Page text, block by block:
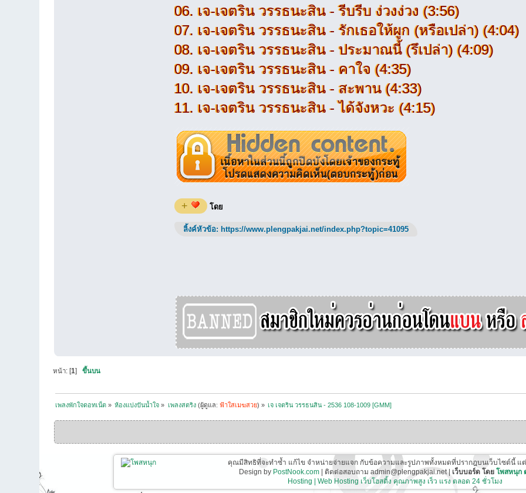
06. เจ-เจตริน วรรธนะสิน - รีบรีบ ง่วงง่วง (3:56)
07. เจ-เจตริน วรรธนะสิน - รักเธอให้ผูก (หรือเปล่า) (4:04)
08. เจ-เจตริน วรรธนะสิน - ประมาณนี้ (รึเปล่า) (4:09)
09. เจ-เจตริน วรรธนะสิน - คาใจ (4:35)
10. เจ-เจตริน วรรธนะสิน - สะพาน (4:33)
11. เจ-เจตริน วรรธนะสิน - ได้จังหวะ (4:15)
+ โดย
ลิ้งค์หัวข้อ: https://www.plengpakjai.net/index.php?topic=41095
หน้า: [1] ขึ้นบน
เพลงพักใจดอทเน็ต» ห้องแบ่งปันน้ำใจ » เพลงสตริง(ผู้ดูแล: ฟ้าใสเมฆสวย) » เจ เจตริน วรรธนสิน - 2536 108-1009 [GMM]
คุณมีสิทธิที่จะทำซ้ำ แก้ไข จำหน่ายจ่ายแจก กับข้อความและรูปภาพทั้งหมดที่ปรากฎบนเว็บไซต์นี้ แ
Design by PostNook.com | ติดต่อสอบถาม admin@plengpakjai.net | เว็บบอร์ด โดย โพสหนุก
Hosting | Web Hosting เว็บโฮสติ้ง คุณภาพสูง เร็ว แรง ตลอด 24 ชั่วโมง